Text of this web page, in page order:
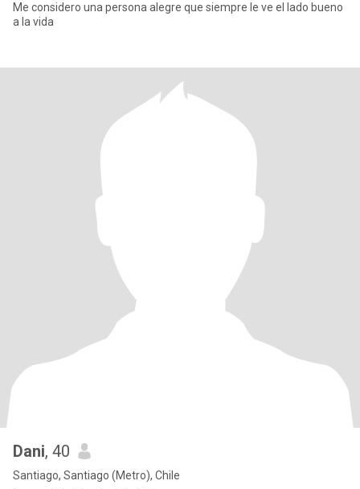
Me considero una persona alegre que siempre le ve el lado bueno
a la vida
Dani, 40
Santiago, Santiago (Metro), Chile